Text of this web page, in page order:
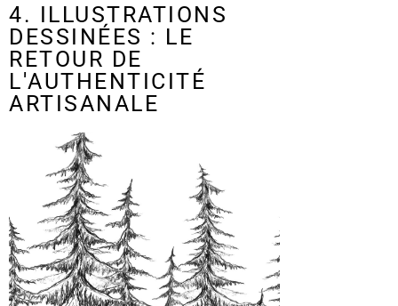
4. ILLUSTRATIONS
DESSINÉES : LE
RETOUR DE
L'AUTHENTICITÉ
ARTISANALE